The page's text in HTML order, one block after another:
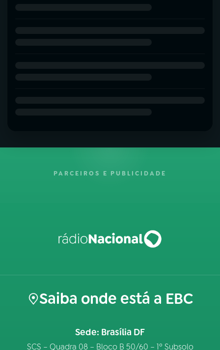
PARCEIROS E PUBLICIDADE
Saiba onde está a EBC
Sede: Brasília DF
SCS – Quadra 08 – Bloco B 50/60 – 1º Subsolo